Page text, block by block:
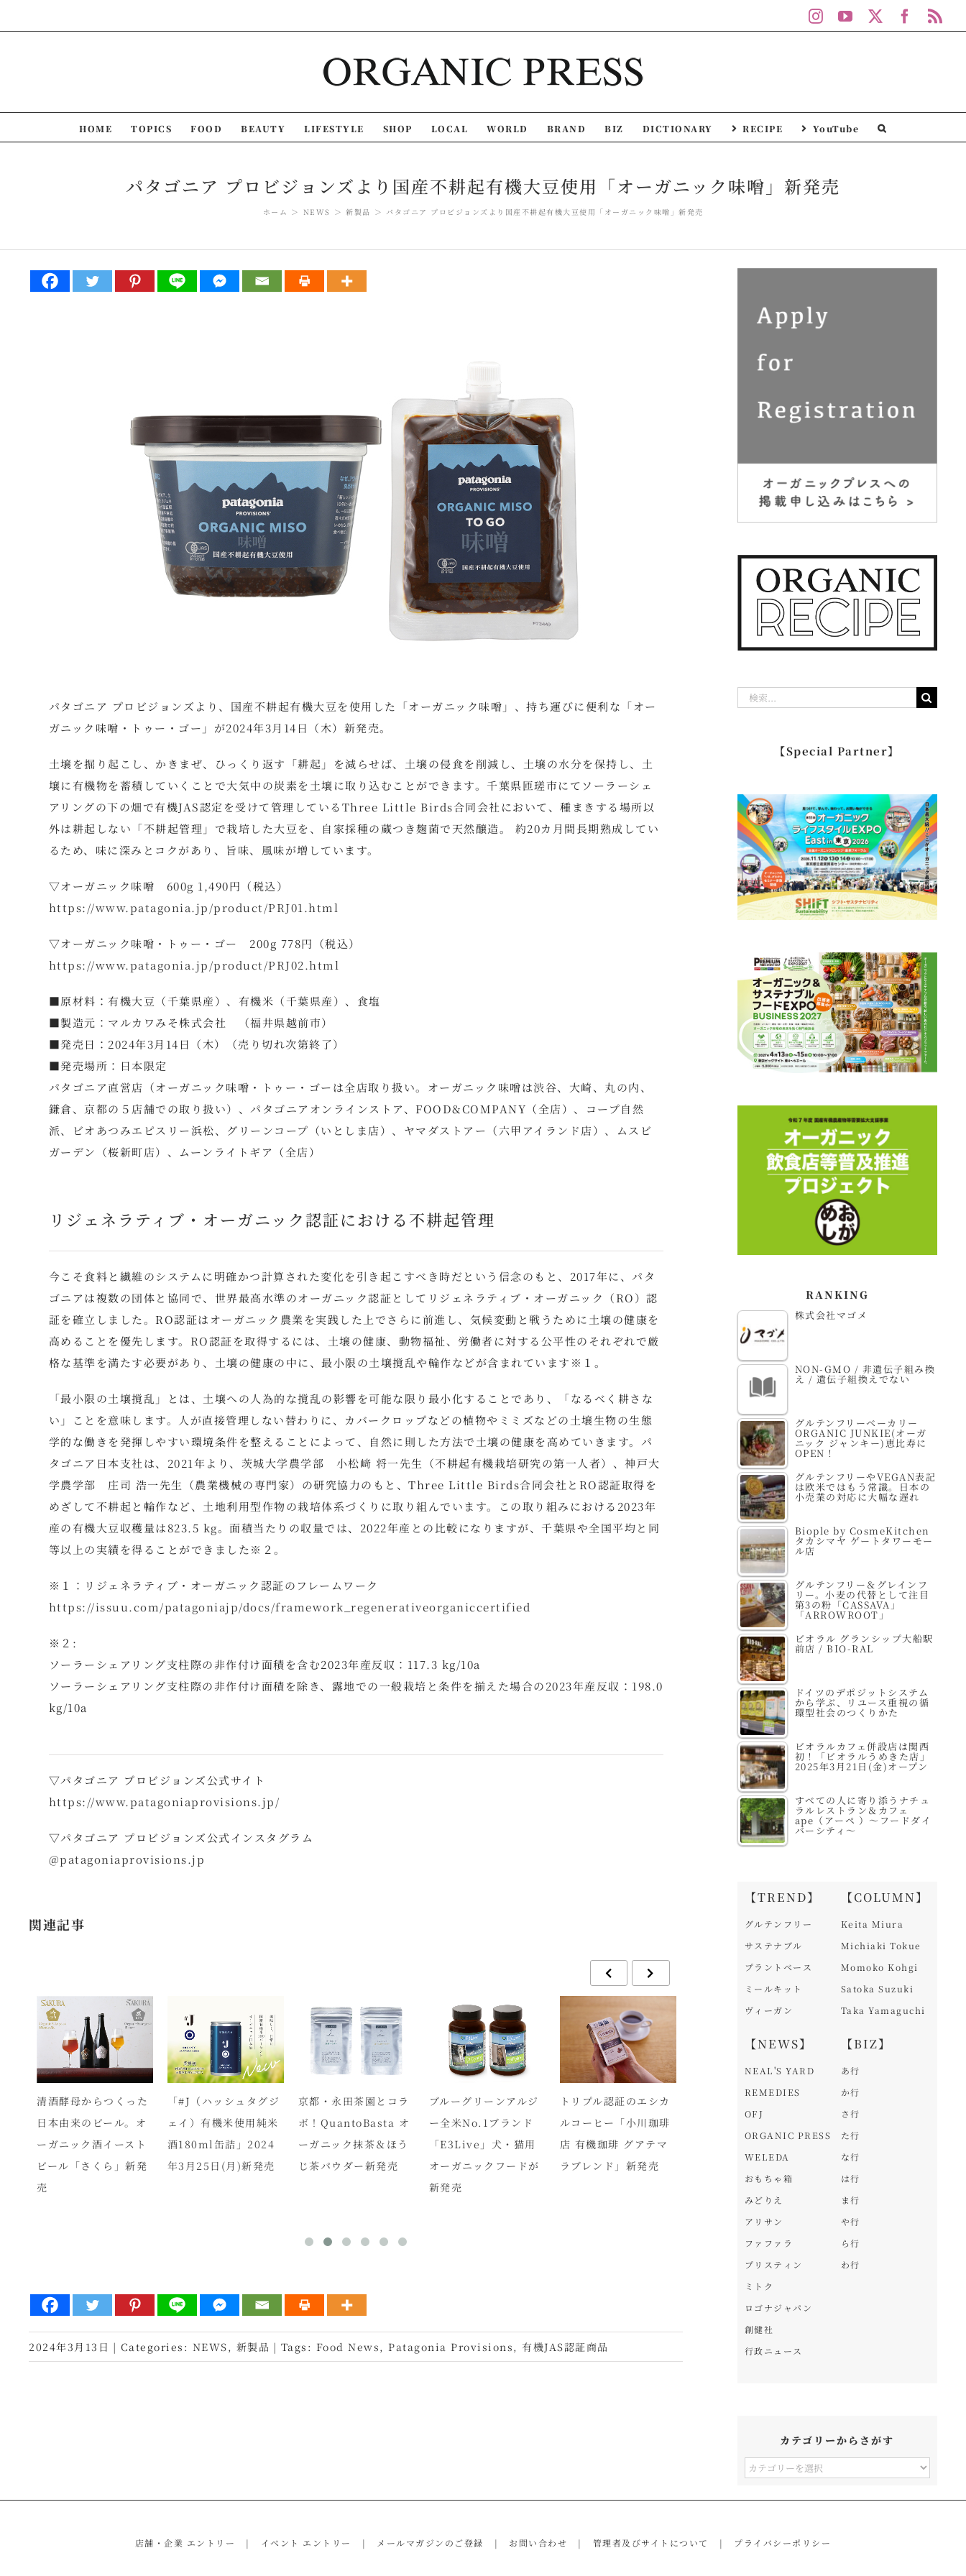
to
InstagramYouTube
HOME TOPICS FOOD BEAUTY LIFESTYLE SHOP LOCAL WORLD BRAND BIZ DICTIONARY RECIPE YouTube
パタゴニア プロビジョンズより国産不耕起有機大豆使用「オーガニック味噌」新発売
ホーム NEWS 新製品 パタゴニア プロビジョンズより国産不耕起有機大豆使用「オーガニック味噌」新発売
パタゴニア プロビジョンズより、国産不耕起有機大豆を使用した「オーガニック味噌」、持ち運びに便利な「オー
ガニック味噌・トゥー・ゴー」が2024年3月14日（木）新発売。
土壌を掘り起こし、かきまぜ、ひっくり返す「耕起」を減らせば、土壌の侵食を削減し、土壌の水分を保持し、土
壌に有機物を蓄積していくことで大気中の炭素を土壌に取り込むことができます。千葉県匝瑳市にてソーラーシェ
アリングの下の畑で有機JAS認定を受けて管理しているThree Little Birds合同会社において、種まきする場所以
外は耕起しない「不耕起管理」で栽培した大豆を、自家採種の蔵つき麹菌で天然醸造。 約20カ月間長期熟成してい
るため、味に深みとコクがあり、旨味、風味が増しています。
▽オーガニック味噌 600g 1,490円（税込）
https://www.patagonia.jp/product/PRJ01.html
▽オーガニック味噌・トゥー・ゴー 200g 778円（税込）
https://www.patagonia.jp/product/PRJ02.html
■原材料：有機大豆（千葉県産）、有機米（千葉県産）、食塩
■製造元：マルカワみそ株式会社 （福井県越前市）
■発売日：2024年3月14日（木）（売り切れ次第終了）
■発売場所：日本限定
パタゴニア直営店（オーガニック味噌・トゥー・ゴーは全店取り扱い。オーガニック味噌は渋谷、大崎、丸の内、
鎌倉、京都の５店舗での取り扱い）、パタゴニアオンラインストア、FOOD&COMPANY（全店）、コープ自然
派、ビオあつみエピスリー浜松、グリーンコープ（いとしま店）、ヤマダストアー（六甲アイランド店）、ムスビ
ガーデン（桜新町店）、ムーンライトギア（全店）
リジェネラティブ・オーガニック認証における不耕起管理
今こそ食料と繊維のシステムに明確かつ計算された変化を引き起こすべき時だという信念のもと、2017年に、パタ
ゴニアは複数の団体と協同で、世界最高水準のオーガニック認証としてリジェネラティブ・オーガニック（RO）認
証を確立しました。RO認証はオーガニック農業を実践した上でさらに前進し、気候変動と戦うために土壌の健康を
高めることを優先します。RO認証を取得するには、土壌の健康、動物福祉、労働者に対する公平性のそれぞれで厳
格な基準を満たす必要があり、土壌の健康の中に、最小限の土壌撹乱や輪作などが含まれています※１。
「最小限の土壌撹乱」とは、土壌への人為的な撹乱の影響を可能な限り最小化することであり、「なるべく耕さな
い」ことを意味します。人が直接管理しない替わりに、カバークロップなどの植物やミミズなどの土壌生物の生態
学的な働きを発揮しやすい環境条件を整えることによって、自然に則した方法で土壌の健康を高めていきます。パ
タゴニア日本支社は、2021年より、茨城大学農学部 小松﨑 将一先生（不耕起有機栽培研究の第一人者）、神戸大
学農学部 庄司 浩一先生（農業機械の専門家）の研究協力のもと、Three Little Birds合同会社とRO認証取得を
めざして不耕起と輪作など、土地利用型作物の栽培体系づくりに取り組んでいます。この取り組みにおける2023年
産の有機大豆収穫量は823.5 kg。面積当たりの収量では、2022年産との比較になりますが、千葉県や全国平均と同
等以上の実績を得ることができました※２。
※１：リジェネラティブ・オーガニック認証のフレームワーク
https://issuu.com/patagoniajp/docs/framework_regenerativeorganiccertified
※２:
ソーラーシェアリング支柱際の非作付け面積を含む2023年産反収：117.3 kg/10a
ソーラーシェアリング支柱際の非作付け面積を除き、露地での一般栽培と条件を揃えた場合の2023年産反収：198.0
kg/10a
▽パタゴニア プロビジョンズ公式サイト
https://www.patagoniaprovisions.jp/
▽パタゴニア プロビジョンズ公式インスタグラム
@patagoniaprovisions.jp
関連記事
清酒酵母からつくった
日本由来のビール。オ
ーガニック酒イースト
ビール「さくら」新発
売
「#J（ハッシュタグジ
ェイ）有機米使用純米
酒180ml缶詰」2024
年3月25日(月)新発売
京都・永田茶園とコラ
ボ！QuantoBasta オ
ーガニック抹茶＆ほう
じ茶パウダー新発売
ブルーグリーンアルジ
ー全米No.1ブランド
「E3Live」犬・猫用
オーガニックフードが
新発売
トリプル認証のエシカ
ルコーヒー「小川珈琲
店 有機珈琲 グアテマ
ラブレンド」新発売
ファーメンステーショ
ンが医薬部外品原料規
格対応「オーガニック
米発酵液」を開発
清酒酵母からつくった
日本由来のビール。オ
ーガニック酒イースト
ビール「さくら」新発
2024年3月13日 | Categories: NEWS , 新製品 | Tags: Food News , Patagonia Provisions , 有機JAS認証商品
【Special Partner】
RANKING
株式会社マゴメ
NON-GMO / 非遺伝子組み換
え / 遺伝子組換えでない
グルテンフリーベーカリー
ORGANIC JUNKIE(オーガ
ニック ジャンキー)恵比寿に
OPEN！
グルテンフリーやVEGAN表記
は欧米ではもう常識。日本の
小売業の対応に大幅な遅れ
Biople by CosmeKitchen
タカシマヤ ゲートタワーモー
ル店
グルテンフリー＆グレインフ
リー。小麦の代替として注目
第3の粉「CASSAVA」
「ARROWROOT」
ビオラル グランシップ大船駅
前店 / BIO-RAL
ドイツのデポジットシステム
から学ぶ、リユース重視の循
環型社会のつくりかた
ビオラルカフェ併設店は関西
初！「ビオラルうめきた店」
2025年3月21日(金)オープン
すべての人に寄り添うナチュ
ラルレストラン＆カフェ
ape（アーペ ）～フードダイ
バーシティ～
【TREND】
グルテンフリー
サステナブル
プラントベース
ミールキット
ヴィーガン
【NEWS】
NEAL'S YARD
REMEDIES
OFJ
ORGANIC PRESS
WELEDA
おもちゃ箱
みどりえ
アリサン
ファファラ
プリスティン
ミトク
ロゴナジャパン
創健社
行政ニュース
【COLUMN】
Keita Miura
Michiaki Tokue
Momoko Kohgi
Satoka Suzuki
Taka Yamaguchi
【BIZ】
あ行
か行
さ行
た行
な行
は行
ま行
や行
ら行
わ行
カテゴリーからさがす
カ
ー
店舗・企業 エントリー イベント エントリー メールマガジンのご登録 お問い合わせ 管理者及びサイトについて プライバシーポリシー